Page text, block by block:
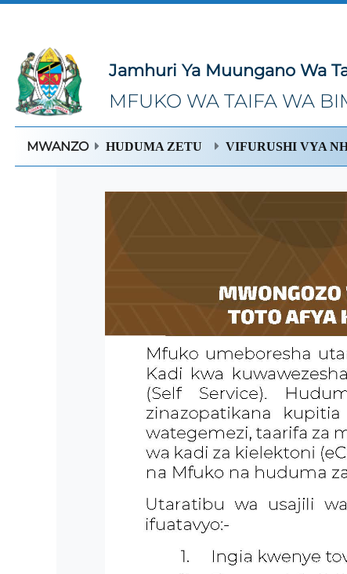
Jamhuri Ya Muungano Wa
MFUKO WA TAIFA WA
MWANZO HUDUMA ZETU VIFURUSHI VYA